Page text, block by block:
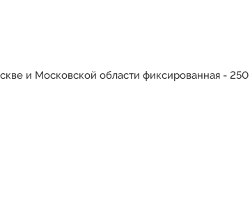
и Московской области фиксированная - 250